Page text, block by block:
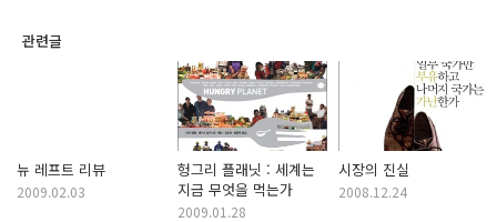
관련글
뉴 레프트 리뷰
2009.02.03
헝그리 플래닛 : 세계는
지금 무엇을 먹는가
2009.01.28
시장의 진실
2008.12.24